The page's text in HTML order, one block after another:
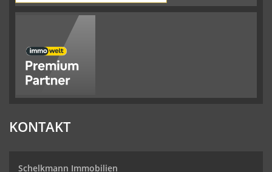
KONTAKT
Schelkmann Immobilien